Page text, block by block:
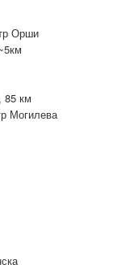
Орши
85 км
Могилева